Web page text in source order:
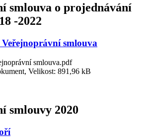
smlouva o projednávání
-2022
smlouva
smlouva.pdf
Velikost: 891,96 kB
smlouvy 2020